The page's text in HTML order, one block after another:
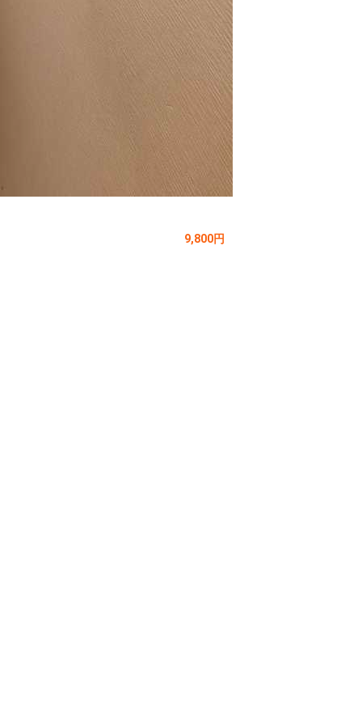
9,800円